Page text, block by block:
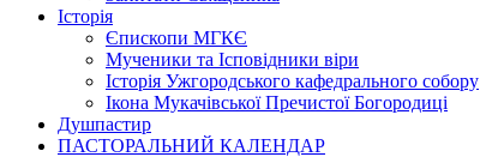
Історія
Єпископи МГКЄ
Мученики та Ісповідники віри
Історія Ужгородського кафедрального собору
Ікона Мукачівської Пречистої Богородиці
Душпастир
ПАСТОРАЛЬНИЙ КАЛЕНДАР